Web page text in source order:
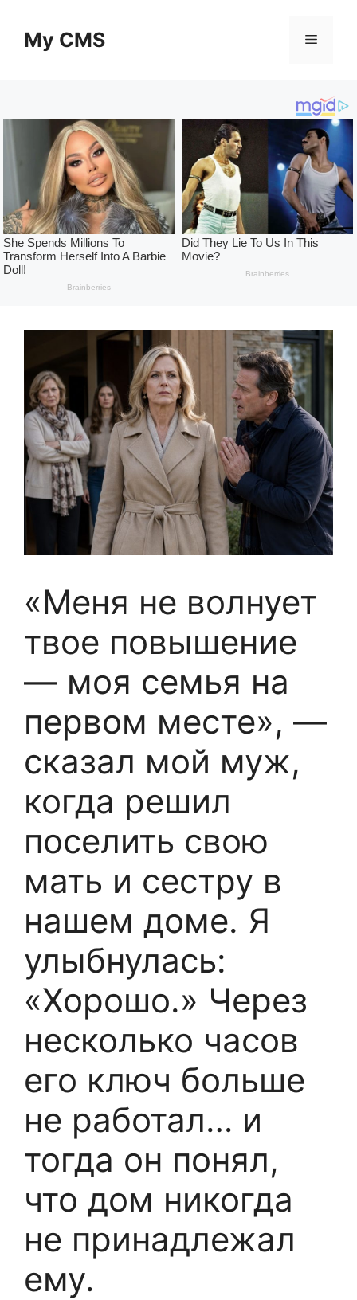
contentMy CMS Menu
«Меня не волнует
твое повышение
— моя семья на
первом месте», —
сказал мой муж,
когда решил
поселить свою
мать и сестру в
нашем доме. Я
улыбнулась:
«Хорошо.» Через
несколько часов
его ключ больше
не работал… и
тогда он понял,
что дом никогда
не принадлежал
ему.